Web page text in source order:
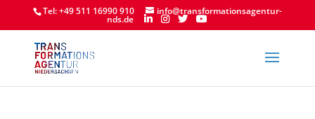
Tel: +49 511 16990 910 info@transformationsagentur-
nds.de